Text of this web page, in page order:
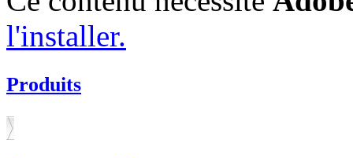
l'installer.
Produits